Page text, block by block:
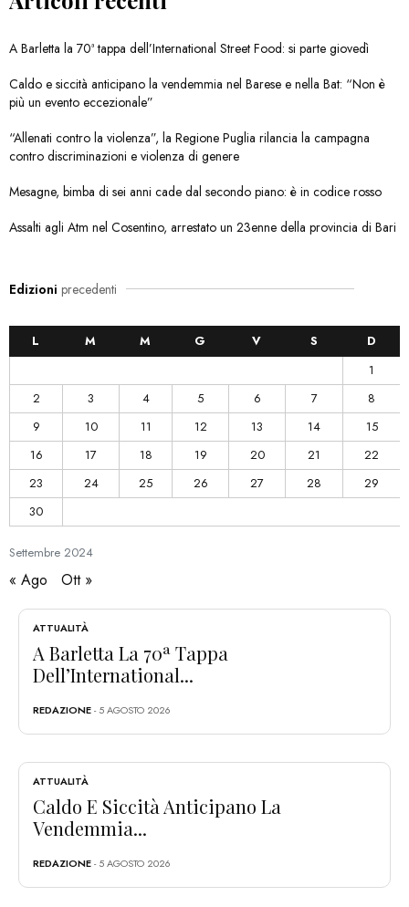
A Barletta la 70ª tappa dell’International Street Food: si parte giovedì
Caldo e siccità anticipano la vendemmia nel Barese e nella Bat: “Non è
più un evento eccezionale”
“Allenati contro la violenza”, la Regione Puglia rilancia la campagna
contro discriminazioni e violenza di genere
Mesagne, bimba di sei anni cade dal secondo piano: è in codice rosso
Assalti agli Atm nel Cosentino, arrestato un 23enne della provincia di Bari
Edizioni precedenti
Settembre 2024
L M M G V S
D
1
2
3 4 5 6 7
8
9
10 11 12 13 14
15
16
17 18 19 20 21
22
23
24 25 26 27 28
29
30
« Ago Ott »
ATTUALITÀ
A Barletta La 70ª Tappa
Dell’International...
REDAZIONE- 5 AGOSTO 2026
ATTUALITÀ
Caldo E Siccità Anticipano La
Vendemmia...
REDAZIONE- 5 AGOSTO 2026